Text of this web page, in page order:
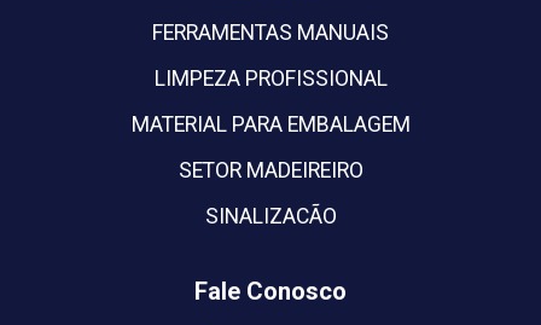
FERRAMENTAS MANUAIS
LIMPEZA PROFISSIONAL
MATERIAL PARA EMBALAGEM
SETOR MADEIREIRO
SINALIZACÃO
Fale Conosco